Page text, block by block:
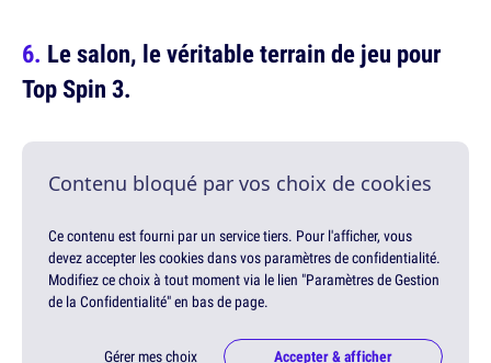
Le salon, le véritable terrain de jeu pour
Top Spin 3.
Contenu bloqué par vos choix de cookies
Ce contenu est fourni par un service tiers. Pour l'afficher, vous
devez accepter les cookies dans vos paramètres de confidentialité.
Modifiez ce choix à tout moment via le lien "Paramètres de Gestion
de la Confidentialité" en bas de page.
Gérer mes choix Accepter & afficher